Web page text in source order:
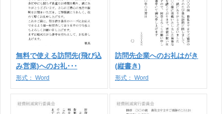
無料で使える訪問先(飛び込
み営業)へのお礼･･･
形式： Word
訪問先企業へのお礼はがき
(縦書き)
形式： Word